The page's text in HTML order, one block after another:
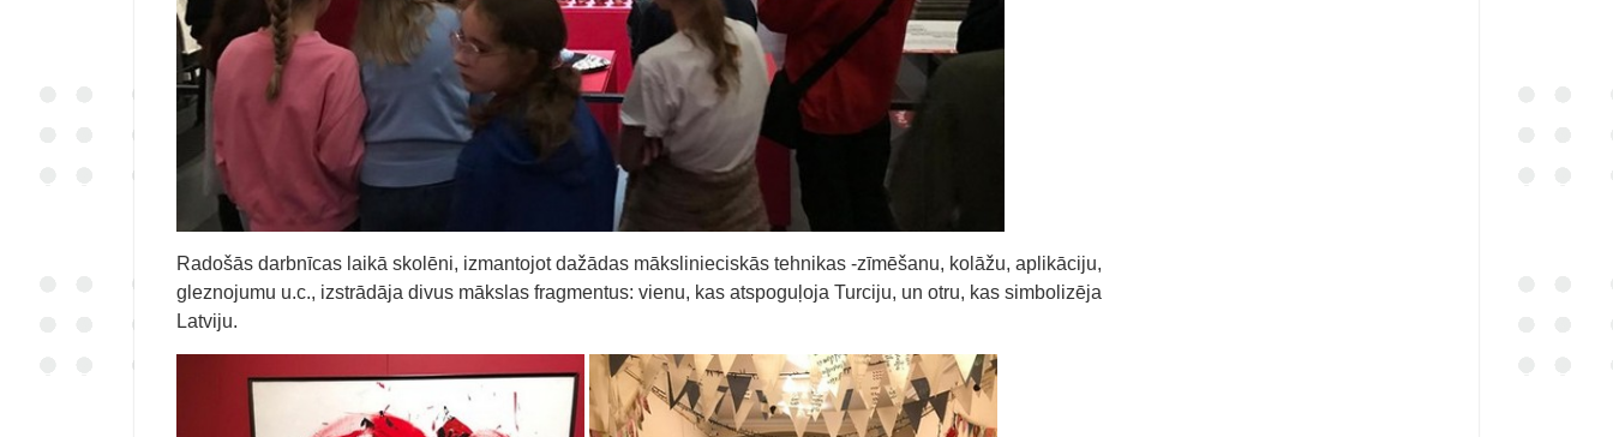
Radošās darbnīcas laikā skolēni, izmantojot dažādas mākslinieciskās tehnikas -zīmēšanu, kolāžu, aplikāciju,
gleznojumu u.c., izstrādāja divus mākslas fragmentus: vienu, kas atspoguļoja Turciju, un otru, kas simbolizēja
Latviju.